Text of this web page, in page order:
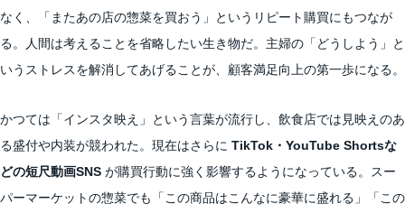
なく、「またあの店の惣菜を買おう」というリピート購買にもつなが
る。人間は考えることを省略したい生き物だ。主婦の「どうしよう」と
いうストレスを解消してあげることが、顧客満足向上の第一歩になる。
かつては「インスタ映え」という言葉が流行し、飲食店では見映えのあ
る盛付や内装が競われた。現在はさらに TikTok・YouTube Shortsな
どの短尺動画SNS が購買行動に強く影響するようになっている。スー
パーマーケットの惣菜でも「この商品はこんなに豪華に盛れる」「この